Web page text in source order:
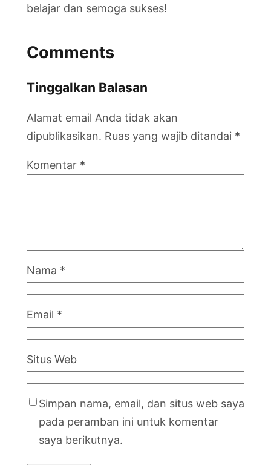
belajar dan semoga sukses!
Comments
Tinggalkan Balasan
Alamat email Anda tidak akan
dipublikasikan. Ruas yang wajib ditandai *
Komentar *
Nama *
Email *
Situs Web
Simpan nama, email, dan situs web saya
pada peramban ini untuk komentar
saya berikutnya.